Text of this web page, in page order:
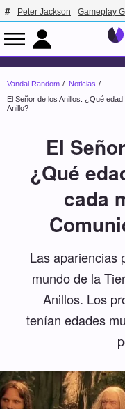
Peter Jackson Gameplay
Vandal Random
Noticias
El Señor de los Anillos: ¿Qué
Anillo?
El
¿Qué
cada
Las apariencias
mundo de la
Anillos. Los
tenían edades